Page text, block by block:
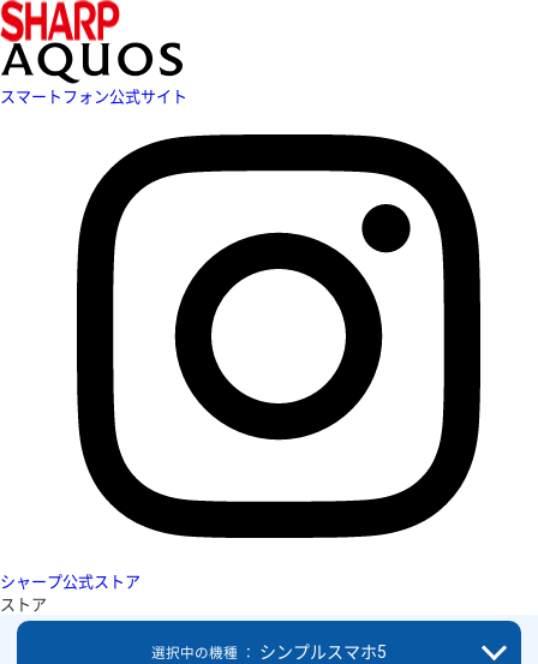
スマートフォン公式サイト
シャープ公式ストア
ストア
選択中の機種 ： シンプルスマホ5